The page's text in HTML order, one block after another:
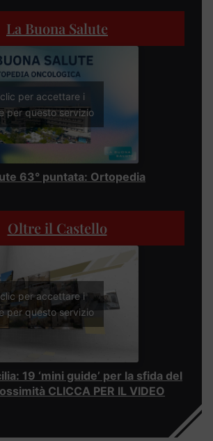
La Buona Salute
per accettare i
per questo servizio
63° puntata: Ortopedia
Oltre il Castello
per accettare i
per questo servizio
19 ‘mini guide’ per la sfida del
CLICCA PER IL VIDEO